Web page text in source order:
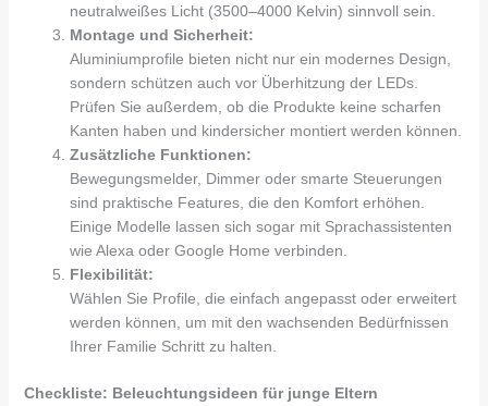
neutralweißes Licht (3500–4000 Kelvin) sinnvoll sein.
Montage und Sicherheit:
Aluminiumprofile bieten nicht nur ein modernes Design,
sondern schützen auch vor Überhitzung der LEDs.
Prüfen Sie außerdem, ob die Produkte keine scharfen
Kanten haben und kindersicher montiert werden können.
Zusätzliche Funktionen:
Bewegungsmelder, Dimmer oder smarte Steuerungen
sind praktische Features, die den Komfort erhöhen.
Einige Modelle lassen sich sogar mit Sprachassistenten
wie Alexa oder Google Home verbinden.
Flexibilität:
Wählen Sie Profile, die einfach angepasst oder erweitert
werden können, um mit den wachsenden Bedürfnissen
Ihrer Familie Schritt zu halten.
Checkliste: Beleuchtungsideen für junge Eltern